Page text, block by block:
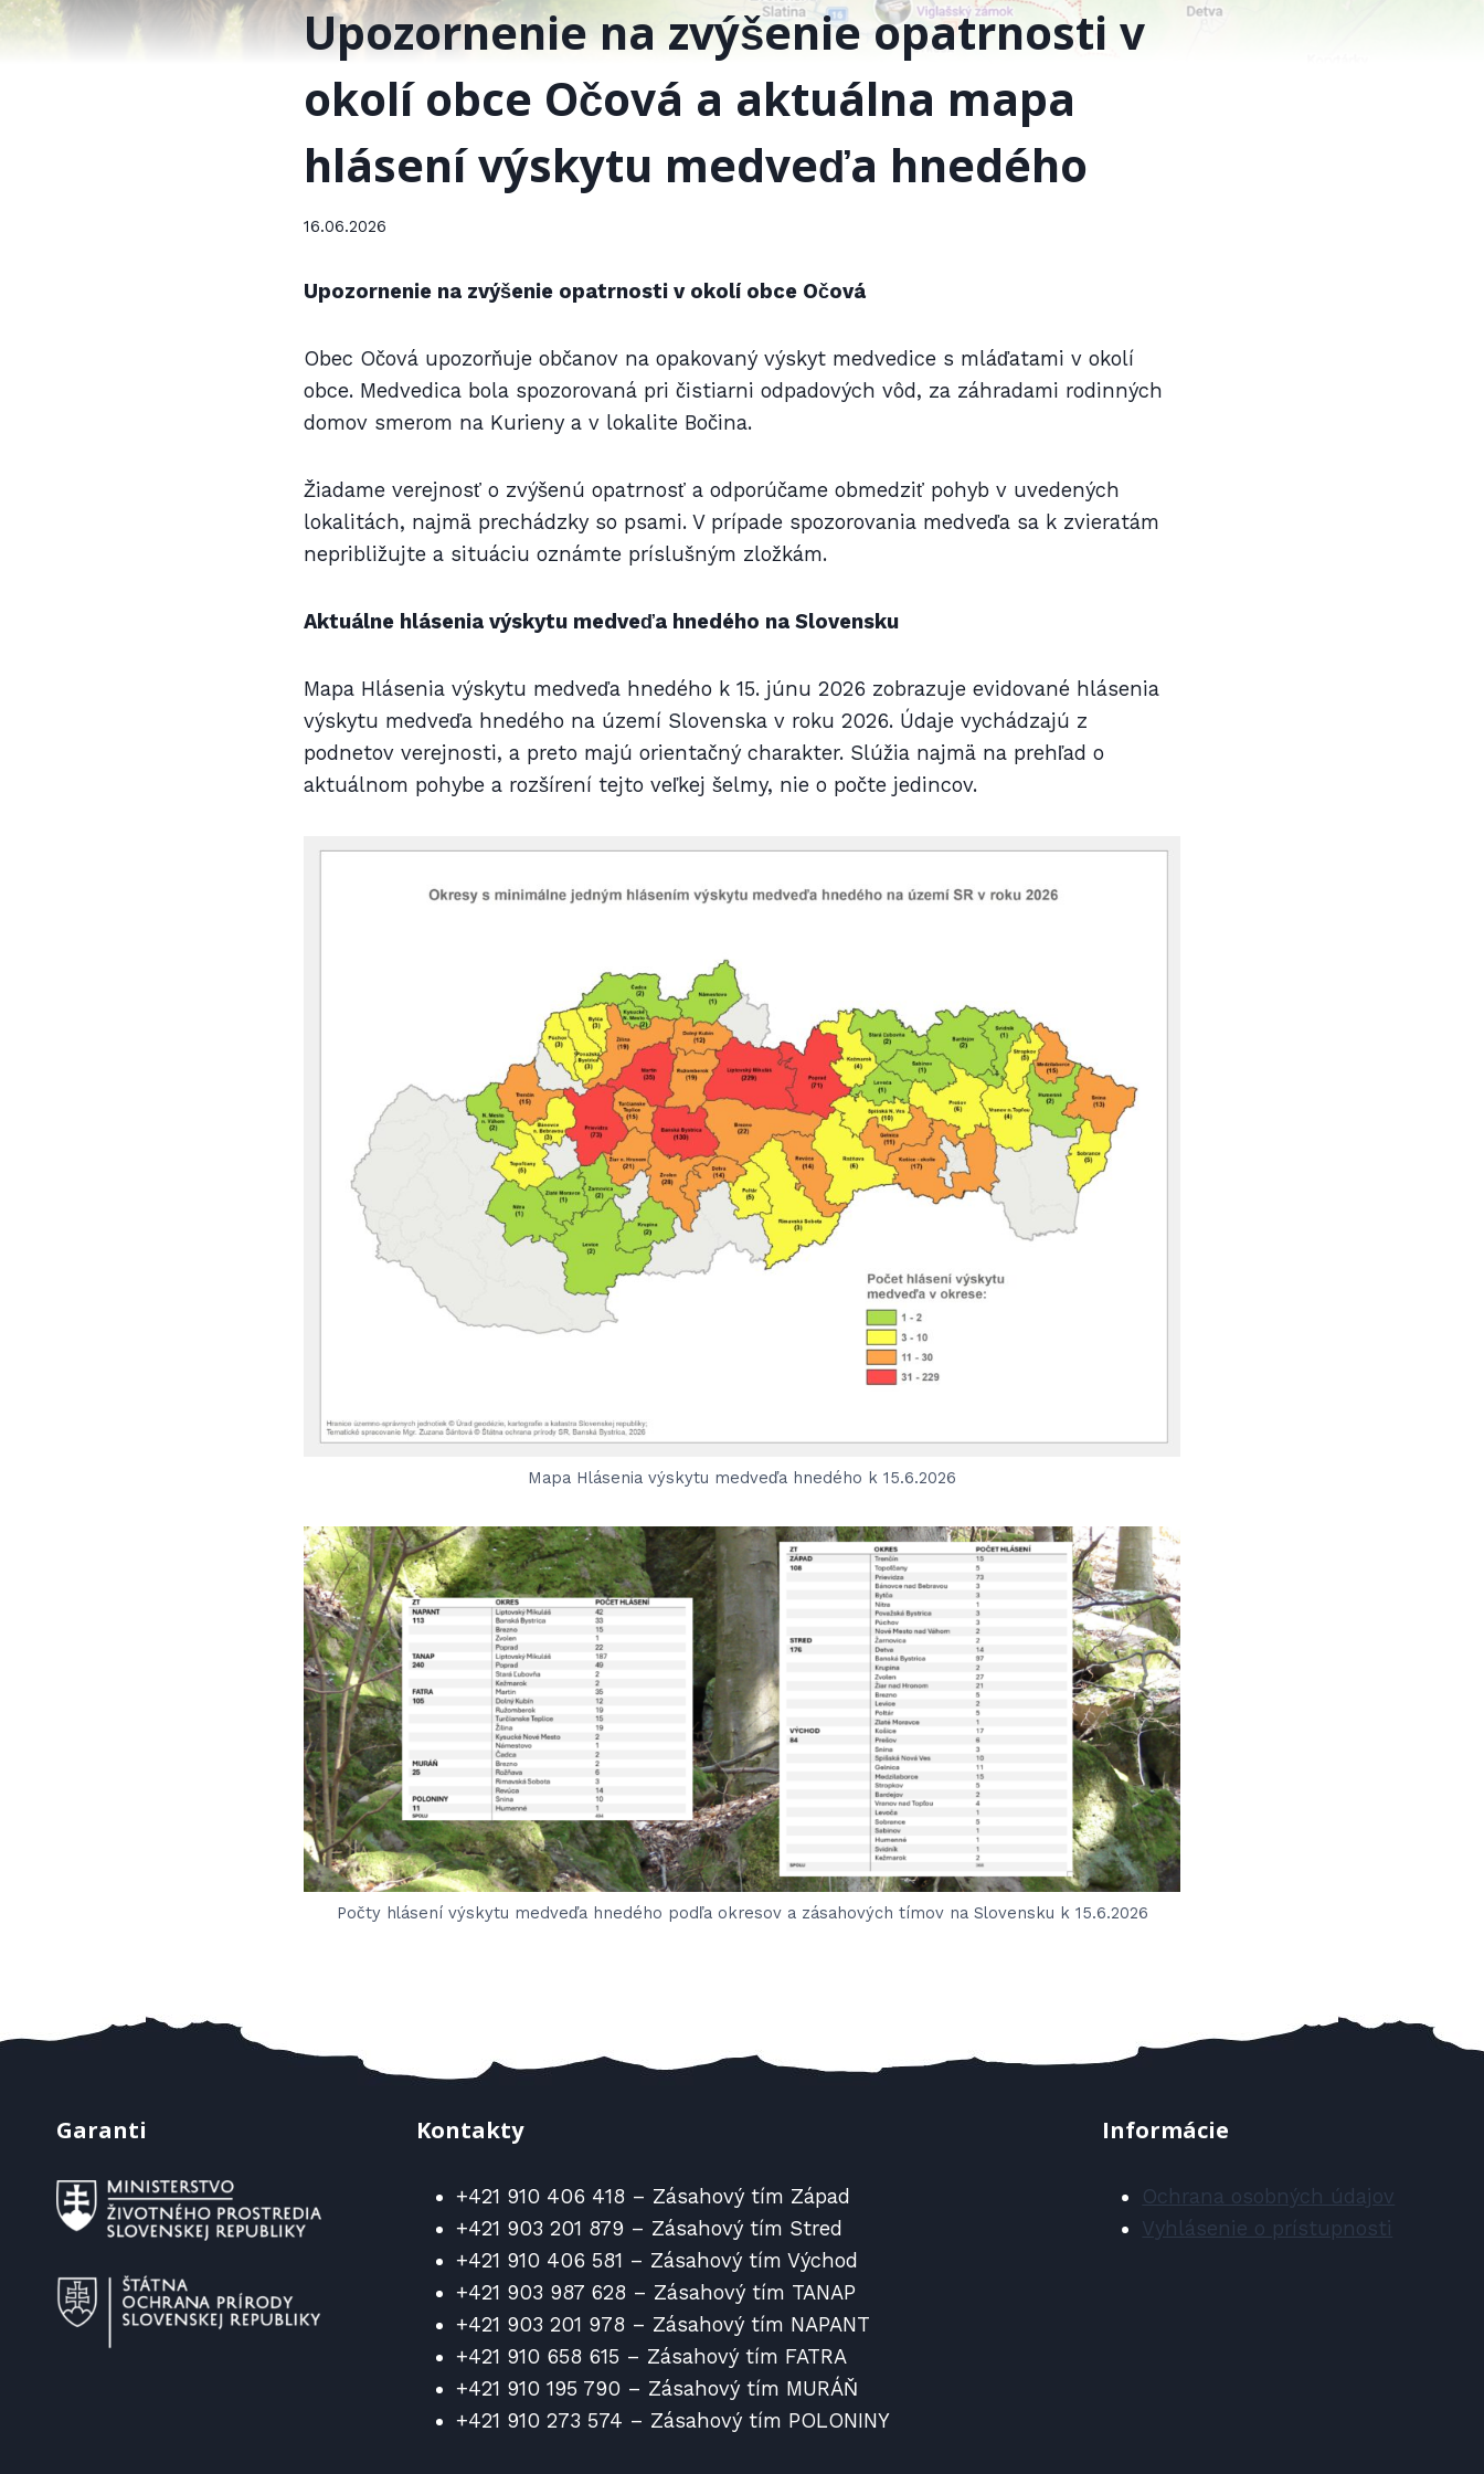
Upozornenie na zvýšenie opatrnosti v
okolí obce Očová a aktuálna mapa
hlásení výskytu medveďa hnedého
16.06.2026
Upozornenie na zvýšenie opatrnosti v okolí obce Očová
Obec Očová upozorňuje občanov na opakovaný výskyt medvedice s mláďatami v okolí
obce. Medvedica bola spozorovaná pri čistiarni odpadových vôd, za záhradami rodinných
domov smerom na Kurieny a v lokalite Bočina.
Žiadame verejnosť o zvýšenú opatrnosť a odporúčame obmedziť pohyb v uvedených
lokalitách, najmä prechádzky so psami. V prípade spozorovania medveďa sa k zvieratám
nepribližujte a situáciu oznámte príslušným zložkám.
Aktuálne hlásenia výskytu medveďa hnedého na Slovensku
Mapa Hlásenia výskytu medveďa hnedého k 15. júnu 2026 zobrazuje evidované hlásenia
výskytu medveďa hnedého na území Slovenska v roku 2026. Údaje vychádzajú z
podnetov verejnosti, a preto majú orientačný charakter. Slúžia najmä na prehľad o
aktuálnom pohybe a rozšírení tejto veľkej šelmy, nie o počte jedincov.
Mapa Hlásenia výskytu medveďa hnedého k 15.6.2026
Počty hlásení výskytu medveďa hnedého podľa okresov a zásahových tímov na Slovensku k 15.6.2026
Garanti Kontakty
+421 910 406 418 – Zásahový tím Západ
+421 903 201 879 – Zásahový tím Stred
+421 910 406 581 – Zásahový tím Východ
+421 903 987 628 – Zásahový tím TANAP
+421 903 201 978 – Zásahový tím NAPANT
+421 910 658 615 – Zásahový tím FATRA
+421 910 195 790 – Zásahový tím MURÁŇ
+421 910 273 574 – Zásahový tím POLONINY
Informácie
Ochrana osobných údajov
Vyhlásenie o prístupnosti